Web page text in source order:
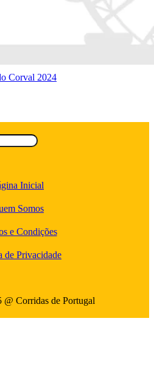
Corval 2024
Inicial
Somos
e Condições
de Privacidade
Corridas de Portugal